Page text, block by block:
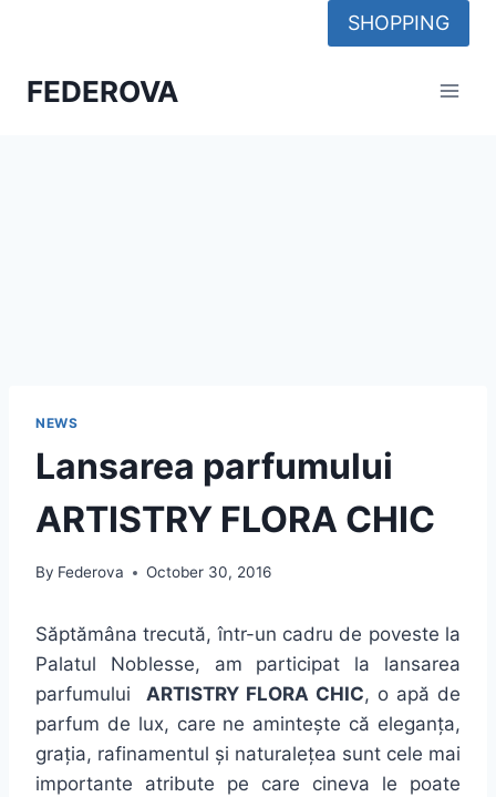
SHOPPING
FEDEROVA
NEWS
Lansarea parfumului
ARTISTRY FLORA CHIC
By Federova October 30, 2016
Săptămâna trecută, într-un cadru de poveste la
Palatul Noblesse, am participat la lansarea
parfumului ARTISTRY FLORA CHIC, o apă de
parfum de lux, care ne amintește că eleganța,
grația, rafinamentul și naturalețea sunt cele mai
importante atribute pe care cineva le poate